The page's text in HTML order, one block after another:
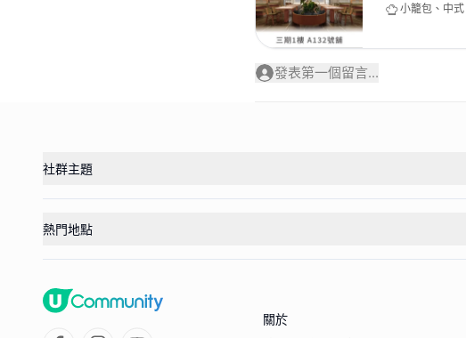
小籠包、中
發表第一個留言...
社群主題
熱門地點
關於